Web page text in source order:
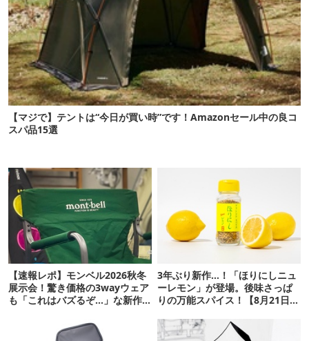
【マジで】テントは“今日が買い時”です！Amazonセール中の良コ
スパ品15選
【速報レポ】モンベル2026秋冬
展示会！驚き価格の3wayウェア
も「これはバズるぞ…」な新作
3年ぶり新作…！「ほりにしニュ
ーレモン」が登場。後味さっぱ
りの万能スパイス！【8月21日発